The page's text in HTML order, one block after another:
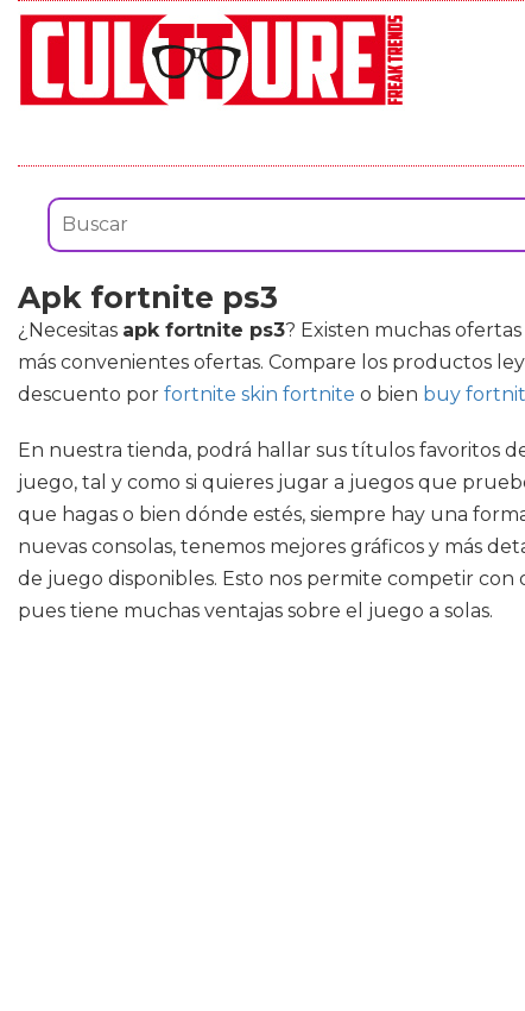
Apk fortnite ps3
¿Necesitas apk fortnite ps3? Existen muchas
más convenientes ofertas. Compare los productos
descuento por fortnite skin fortnite o bien buy
En nuestra tienda, podrá hallar sus títulos favoritos
juego, tal y como si quieres jugar a juegos que
que hagas o bien dónde estés, siempre hay una
nuevas consolas, tenemos mejores gráficos y más
de juego disponibles. Esto nos permite competir
pues tiene muchas ventajas sobre el juego a solas.